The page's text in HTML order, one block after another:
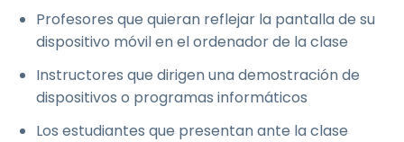
Profesores que quieran reflejar la pantalla de su
dispositivo móvil en el ordenador de la clase
Instructores que dirigen una demostración de
dispositivos o programas informáticos
Los estudiantes que presentan ante la clase